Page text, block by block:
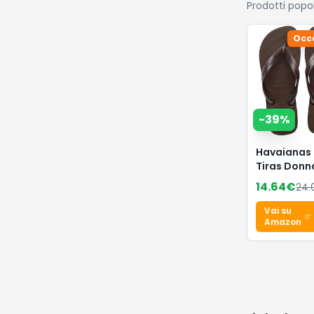
Prodotti
-39%
Havaianas
Tiras
Infradito
14.64€
Vai su
Amazon